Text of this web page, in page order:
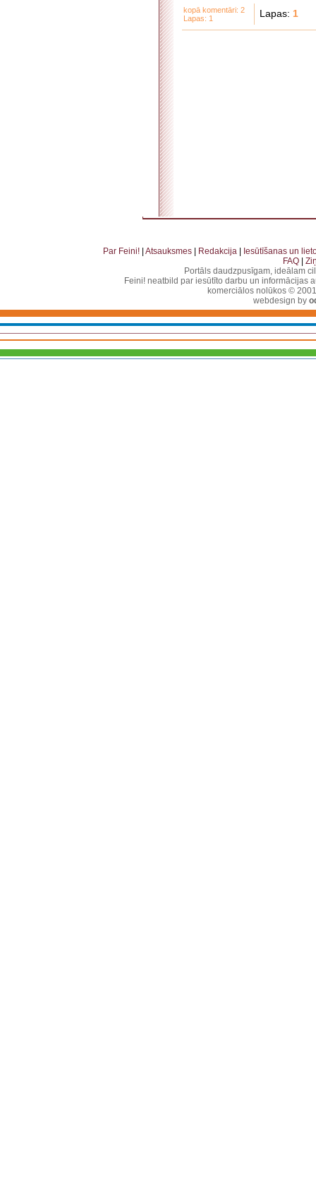
kopā komentāri: 2
Lapas: 1
Lapas: 1
Par Feini! Atsauksmes Redakcija
Iesūtīšanas un
FAQ
Portāls daudzpusīgam, ideālam
Feini! neatbild par iesūtīto darbu un informācijas
komerciālos nolūkos ©
webdesign by